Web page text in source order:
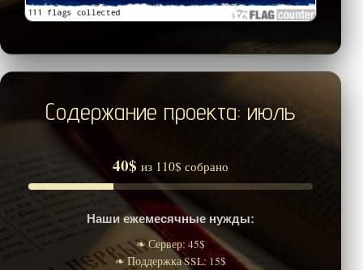
Содержание проекта: июль
40$ из 110$ собрано
Наши ежемесячные нужды:
❧ Сервер: 45$
❧ Поддержка SSL: 15$